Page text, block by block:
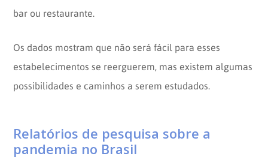
bar ou restaurante.
Os dados mostram que não será fácil para esses
estabelecimentos se reerguerem, mas existem algumas
possibilidades e caminhos a serem estudados.
Relatórios de pesquisa sobre a
pandemia no Brasil